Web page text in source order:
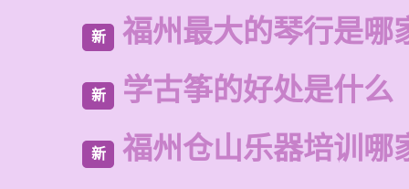
新 福州最大的琴行是哪
新 学古筝的好处是什么
新 福州仓山乐器培训哪